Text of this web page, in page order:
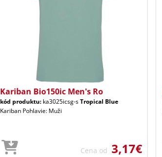
Kariban Bio150ic Men's Ro
kód produktu: ka3025icsg-sTropical Blue
Kariban Pohlavie: Muži
Cena od 3,17€